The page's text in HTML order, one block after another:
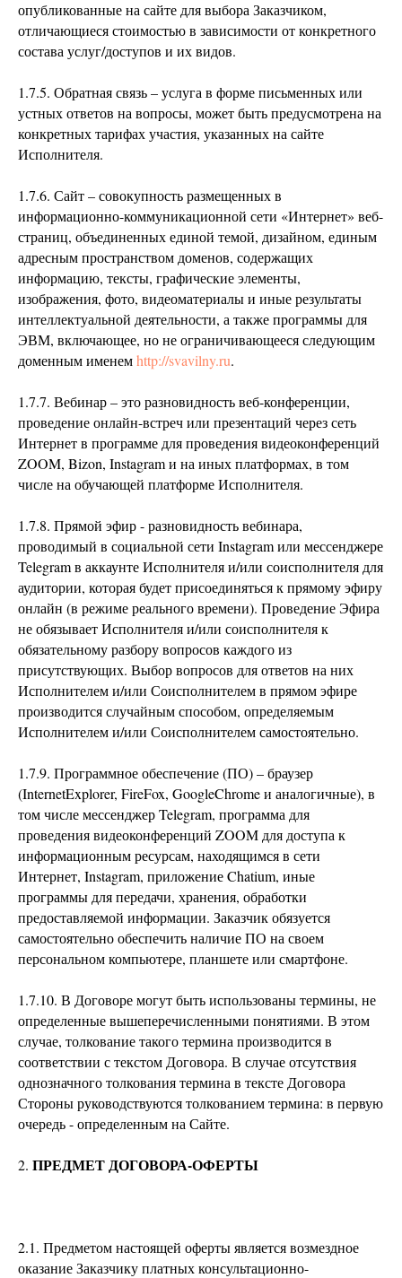
опубликованные на сайте для выбора Заказчиком,
отличающиеся стоимостью в зависимости от конкретного
состава услуг/доступов и их видов.
1.7.5. Обратная связь – услуга в форме письменных или
устных ответов на вопросы, может быть предусмотрена на
конкретных тарифах участия, указанных на сайте
Исполнителя.
1.7.6. Сайт – совокупность размещенных в
информационно-коммуникационной сети «Интернет» веб-
страниц, объединенных единой темой, дизайном, единым
адресным пространством доменов, содержащих
информацию, тексты, графические элементы,
изображения, фото, видеоматериалы и иные результаты
интеллектуальной деятельности, а также программы для
ЭВМ, включающее, но не ограничивающееся следующим
доменным именемhttp://svavilny.ru.
1.7.7. Вебинар – это разновидность веб-конференции,
проведение онлайн-встреч или презентаций через сеть
Интернет в программе для проведения видеоконференций
ZOOM, Bizon, Instagram и на иных платформах, в том
числе на обучающей платформе Исполнителя.
1.7.8. Прямой эфир - разновидность вебинара,
проводимый в социальной сети Instagram или мессенджере
Telegram в аккаунте Исполнителя и/или соисполнителя для
аудитории, которая будет присоединяться к прямому эфиру
онлайн (в режиме реального времени). Проведение Эфира
не обязывает Исполнителя и/или соисполнителя к
обязательному разбору вопросов каждого из
присутствующих. Выбор вопросов для ответов на них
Исполнителем и/или Соисполнителем в прямом эфире
производится случайным способом, определяемым
Исполнителем и/или Соисполнителем самостоятельно.
1.7.9. Программное обеспечение (ПО) – браузер
(InternetExplorer, FireFox, GoogleChrome и аналогичные), в
том числе мессенджер Telegram, программа для
проведения видеоконференций ZOOM для доступа к
информационным ресурсам, находящимся в сети
Интернет, Instagram, приложение Chatium, иные
программы для передачи, хранения, обработки
предоставляемой информации. Заказчик обязуется
самостоятельно обеспечить наличие ПО на своем
персональном компьютере, планшете или смартфоне.
1.7.10. В Договоре могут быть использованы термины, не
определенные вышеперечисленными понятиями. В этом
случае, толкование такого термина производится в
соответствии с текстом Договора. В случае отсутствия
однозначного толкования термина в тексте Договора
Стороны руководствуются толкованием термина: в первую
очередь - определенным на Сайте.
2. ПРЕДМЕТ ДОГОВОРА-ОФЕРТЫ
2.1. Предметом настоящей оферты является возмездное
оказание Заказчику платных консультационно-